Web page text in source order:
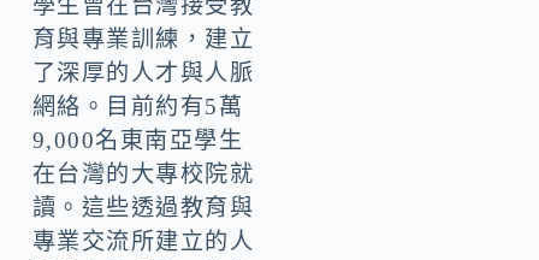
育與專業訓練，建立
了深厚的人才與人脈
網絡。目前約有5萬
9,000名東南亞學生
在台灣的大專校院就
讀。這些透過教育與
專業交流所建立的人